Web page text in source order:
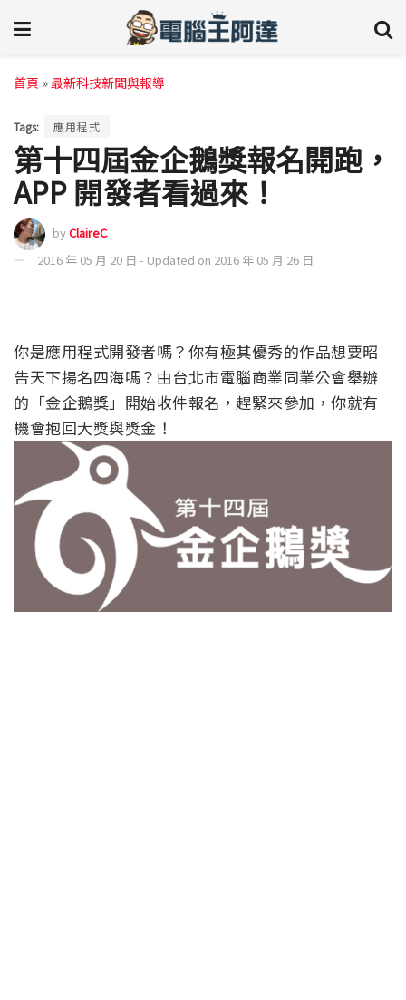
首頁 »最新科技新聞與報導
Tags: 應用程式
第十四屆金企鵝獎報名開跑，
APP 開發者看過來！
byClaireC
2016 年 05 月 20 日 - Updated on 2016 年 05 月 26 日
你是應用程式開發者嗎？你有極其優秀的作品想要昭
告天下揚名四海嗎？由台北市電腦商業同業公會舉辦
的「金企鵝獎」開始收件報名，趕緊來參加，你就有
機會抱回大獎與獎金！